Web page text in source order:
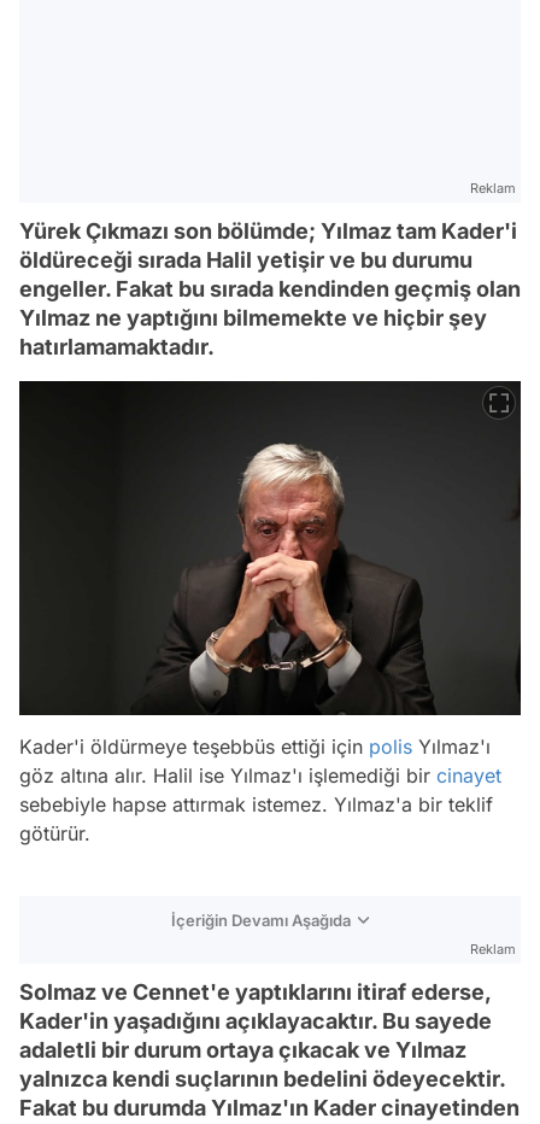
Reklam
Yürek Çıkmazı son bölümde; Yılmaz tam Kader'i
öldüreceği sırada Halil yetişir ve bu durumu
engeller. Fakat bu sırada kendinden geçmiş olan
Yılmaz ne yaptığını bilmemekte ve hiçbir şey
hatırlamamaktadır.
Kader'i öldürmeye teşebbüs ettiği için polis Yılmaz'ı
göz altına alır. Halil ise Yılmaz'ı işlemediği bir cinayet
sebebiyle hapse attırmak istemez. Yılmaz'a bir teklif
götürür.
İçeriğin Devamı Aşağıda
Reklam
Solmaz ve Cennet'e yaptıklarını itiraf ederse,
Kader'in yaşadığını açıklayacaktır. Bu sayede
adaletli bir durum ortaya çıkacak ve Yılmaz
yalnızca kendi suçlarının bedelini ödeyecektir.
Fakat bu durumda Yılmaz'ın Kader cinayetinden